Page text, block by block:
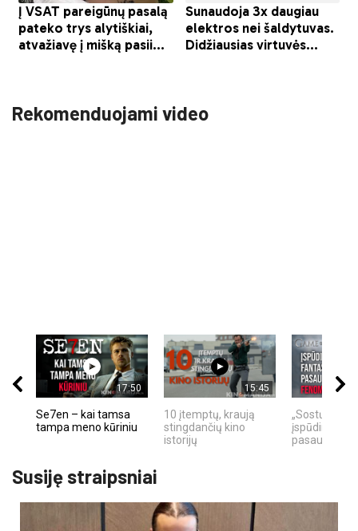
Rekomenduojami video
17:50
Se7en – kai tamsa
tampa meno kūriniu
15:45
10 įtemptų, kraują
stingdančių kino
istorijų
„Sostų
įspūdingas
pasaulio
Susiję straipsniai